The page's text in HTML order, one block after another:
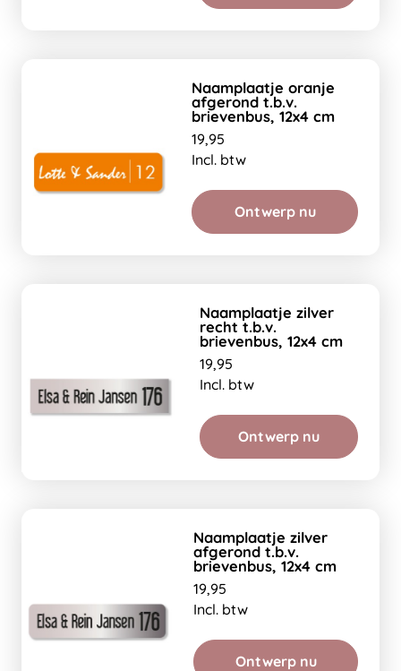
Naamplaatje oranje
afgerond t.b.v.
brievenbus, 12x4 cm
19,95
Incl. btw
Ontwerp nu
Naamplaatje zilver
recht t.b.v.
brievenbus, 12x4 cm
19,95
Incl. btw
Ontwerp nu
Naamplaatje zilver
afgerond t.b.v.
brievenbus, 12x4 cm
19,95
Incl. btw
Ontwerp nu